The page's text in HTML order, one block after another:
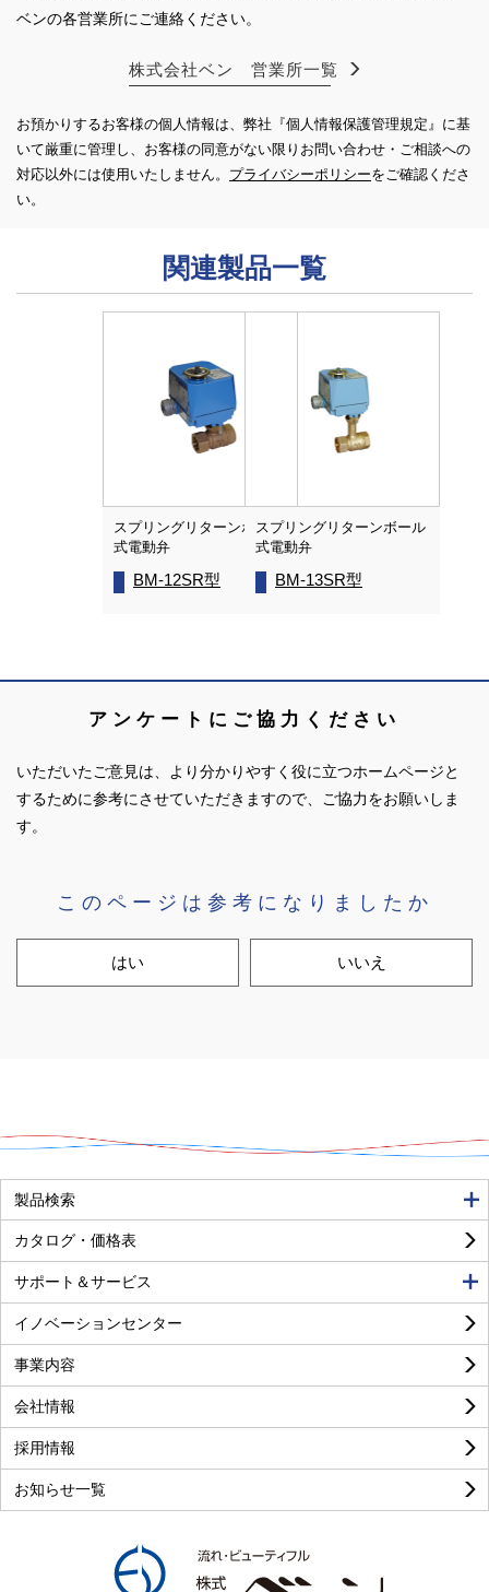
材質 ボ
ール
SUS316
ベンの各営業所にご連絡ください。
株式会社ベン 営業所一覧
お預かりするお客様の個人情報は、弊社『個人情報保護管理規定』に基
いて厳重に管理し、お客様の同意がない限り お問い合わせ・ご相談への
対応以外には使用いたしません。 プライバシーポリシーをご確認くださ
い。
関連製品一覧
スプリングリターンボール
式電動弁
BM-12SR型
スプリングリターンボール
式電動弁
BM-13SR型
アンケートにご協力ください
いただいたご意見は、より分かりやすく役に立つホームページと
するために参考にさせていただきますので、ご協力をお願いしま
す。
このページは参考になりましたか
はい いいえ
良い
製品検索
カタログ・価格表
サポート＆サービス
イノベーションセンター
事業内容
会社情報
採用情報
お知らせ一覧